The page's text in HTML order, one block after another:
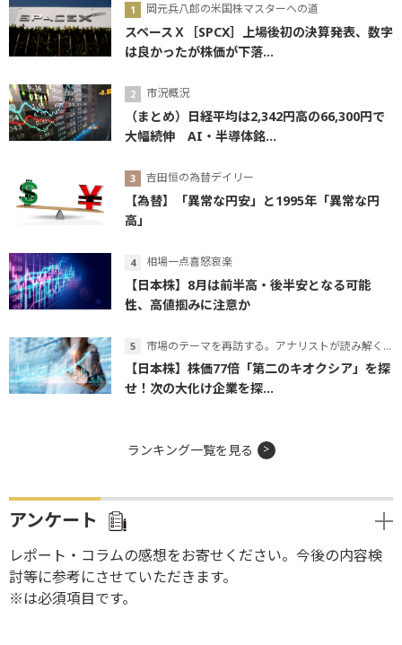
岡元兵八郎の米国株マスターへの道
スペースＸ［SPCX］上場後初の決算発表、数字
は良かったが株価が下落...
市況概況
（まとめ）日経平均は2,342円高の66,300円で
大幅続伸 AI・半導体銘...
吉田恒の為替デイリー
【為替】「異常な円安」と1995年「異常な円
高」
相場一点喜怒哀楽
【日本株】8月は前半高・後半安となる可能
性、高値掴みに注意か
市場のテーマを再訪する。アナリストが読み解くテーマの本質
【日本株】株価77倍「第二のキオクシア」を探
せ！次の大化け企業を探...
ランキング一覧を見る
アンケート
レポート・コラムの感想をお寄せください。今後の内容検
討等に参考にさせていただきます。
※は必須項目です。